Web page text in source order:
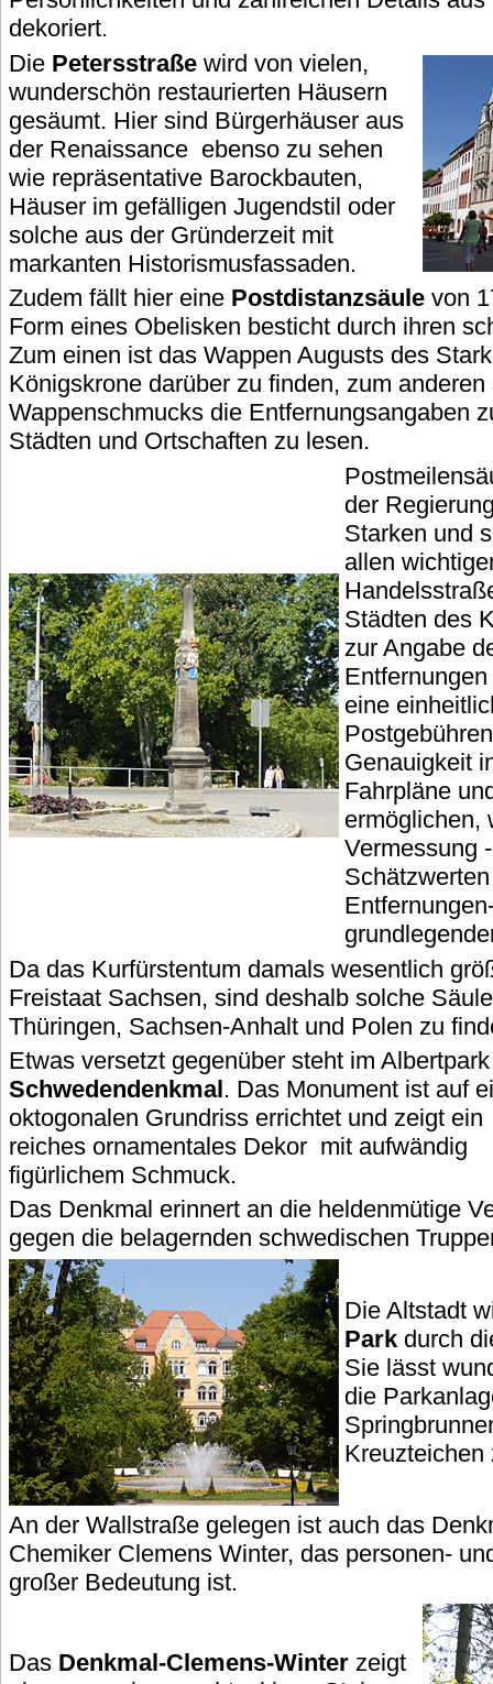
dekoriert.
Die Petersstraße wird von vielen,
wunderschön restaurierten Häusern
gesäumt. Hier sind Bürgerhäuser aus
der Renaissance ebenso zu sehen
wie repräsentative Barockbauten,
Häuser im gefälligen Jugendstil oder
solche aus der Gründerzeit mit
markanten Historismusfassaden.
Zudem fällt hier eine Postdistanzsäule von
Form eines Obelisken besticht durch ihren
Zum einen ist das Wappen Augusts des
Königskrone darüber zu finden, zum
Wappenschmucks die Entfernungsangaben
Städten und Ortschaften zu lesen.
der
Starken und
allen
Städten des
zur Angabe
eine
Genauigkeit
Fahrpläne
ermöglichen,
Vermessung
Da das Kurfürstentum damals wesentlich
Freistaat Sachsen, sind deshalb solche
Thüringen, Sachsen-Anhalt und Polen zu
Etwas versetzt gegenüber steht im
Schwedendenkmal. Das Monument ist auf
oktogonalen Grundriss errichtet und zeigt ein
reiches ornamentales Dekor mit aufwändig
figürlichem Schmuck.
Das Denkmal erinnert an die heldenmütige
gegen die belagernden schwedischen
Die Altstadt
Park durch
Sie lässt
die
Kreuzteichen
An der Wallstraße gelegen ist auch das
Chemiker Clemens Winter, das personen-
großer Bedeutung ist.
Das Denkmal-Clemens-Winter zeigt